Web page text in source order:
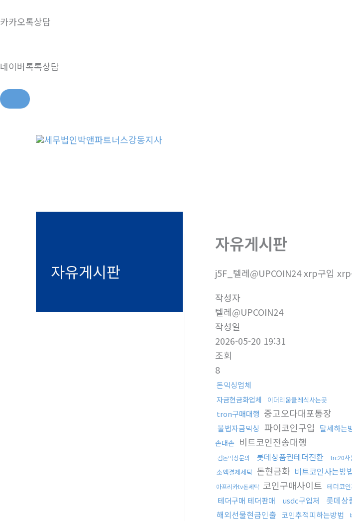
카카오톡상담
네이버톡톡상담
자유게시판
자유게시판
j5F_텔레@UPCOIN24 xrp구입
작성자
텔레@UPCOIN24
작성일
2026-05-20 19:31
조회
8
돈믹싱업체
자금현금화업체 이더리움클레식사는곳
tron구매대행 중고오다대포통장
불법자금믹싱 파이코인구입 탈세하는
손대손 비트코인전송대행
검돈믹싱문의 롯데상품권테더전환 trc20사
소액결제세탁 돈현금화 비트코인사는방
아프리카tv돈세탁 코인구매사이트 테더코
테더구매 테더판매 usdc구입처
롯데상
해외선물현금인출 코인추적피하는방법